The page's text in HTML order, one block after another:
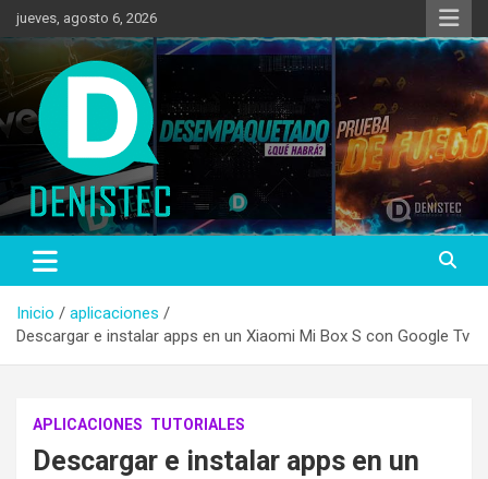
Saltar
al
contenido
jueves, agosto 6, 2026
DenisTec
Tecnología y más!
Inicio
aplicaciones
Descargar e instalar apps en un Xiaomi Mi Box S con Google Tv
APLICACIONES TUTORIALES
Descargar e instalar apps en un